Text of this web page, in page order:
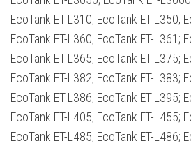
EcoTank ET-L310; EcoTank ET-L350;
EcoTank ET-L360; EcoTank ET-L361;
EcoTank ET-L365; EcoTank ET-L375;
EcoTank ET-L382; EcoTank ET-L383;
EcoTank ET-L386; EcoTank ET-L395;
EcoTank ET-L405; EcoTank ET-L455;
EcoTank ET-L485; EcoTank ET-L486;